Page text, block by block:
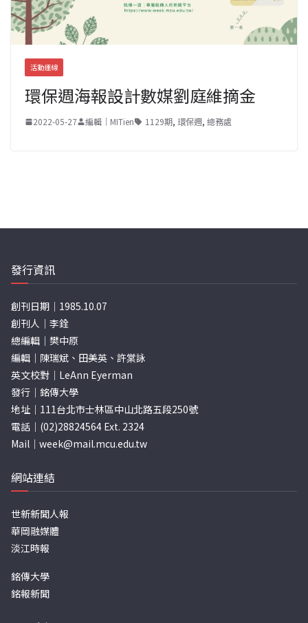
活動連線
環保週海報設計數媒劉庭維摘金
2022-05-27 編輯｜MITien 1129期, 環保週, 總務處
發行資訊
創刊日期｜1985.10.07
創刊人｜李銓
總編輯｜樊中原
編輯｜陳瑞斌、田美英、許棠詠
英文校對｜LeAnn Eyerman
發行｜銘傳大學
地址｜111台北市士林區中山北路五段250號
電話｜(02)28824564 Ext. 2324
Mail｜ week@mail.mcu.edu.tw
網站連結
世新新聞人報
華岡融媒體
淡江時報
銘傳大學
銘報新聞